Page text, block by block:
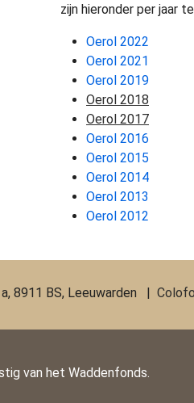
zijn hieronder per jaar
Oerol 2022
Oerol 2021
Oerol 2019
Oerol 2018
Oerol 2017
Oerol 2016
Oerol 2015
Oerol 2014
Oerol 2013
Oerol 2012
8911 BS, Leeuwarden |
van het Waddenfonds.